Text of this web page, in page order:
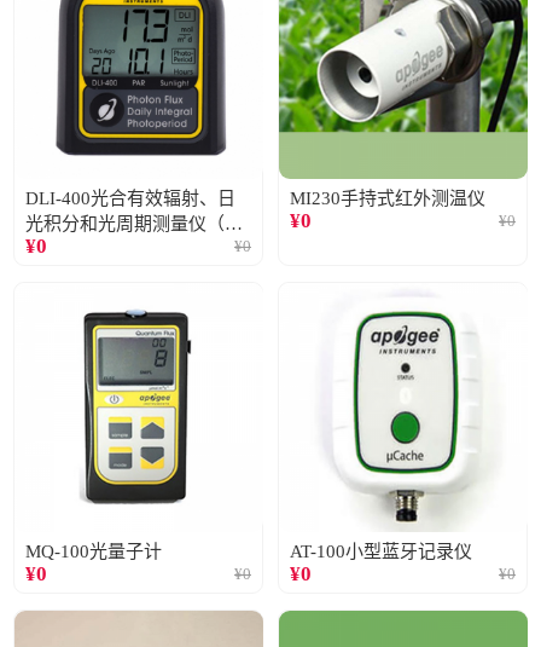
DLI-400光合有效辐射、日
光积分和光周期测量仪（仅
阳光）
¥0 ¥0
MI230手持式红外测温仪
¥0 ¥0
MQ-100光量子计
¥0 ¥0
AT-100小型蓝牙记录仪
¥0 ¥0